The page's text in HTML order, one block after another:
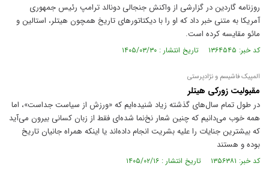
روزنامه گاردین در گزارشی از واکنش جنجالی دونالد ترامپ رئیس جمهوری
آمریکا به متنی خبر داد که او را با دیکتاتورهای تاریخ همچون هیتلر، استالین و
مائو مقایسه کرده است.
کد خبر: ۱۳۶۴۵۴۵ تاریخ انتشار : ۱۴۰۵/۰۳/۳۰
المپیک فاشیسم و نژادپرستی
مقبولیت زورکی هیتلر
در طول تمام سال‌های گذشته زیاد شنیده‌ایم که «ورزش از سیاست جداست»، اما
همه خوب می‌دانیم که چنین شعار نخ‌نما شده‌ای فقط از زبان کسانی بیرون می‌آید
که بیشترین جنایات را علیه بشریت انجام داده‌اند یا اینکه همراه جانیان تاریخ
بوده و هستند
کد خبر: ۱۳۵۶۳۸۱ تاریخ انتشار : ۱۴۰۵/۰۲/۱۶